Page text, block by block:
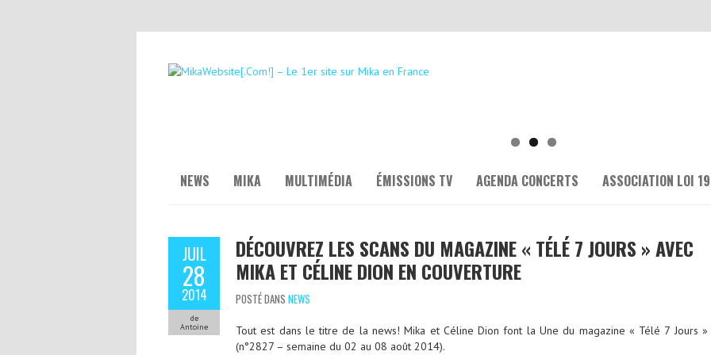
NEWS MIKA MULTIMÉDIA ÉMISSIONS TV AGENDA CONCERTS ASSOCIATION LOI
JUIL
28
2014
de
Antoine
DÉCOUVREZ LES SCANS DU MAGAZINE « TÉLÉ 7 JOURS » AVEC
MIKA ET CÉLINE DION EN COUVERTURE
POSTÉ DANS NEWS
Tout est dans le titre de la news! Mika et Céline Dion font la Une du magazine « Télé 7 Jours »
(n°2827 – semaine du 02 au 08 août 2014).